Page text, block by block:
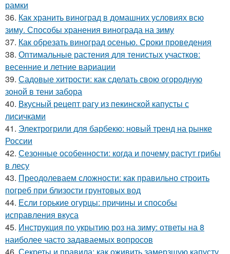
рамки
36. Как хранить виноград в домашних условиях всю
зиму. Способы хранения винограда на зиму
37. Как обрезать виноград осенью. Сроки проведения
38. Оптимальные растения для тенистых участков:
весенние и летние вариации
39. Садовые хитрости: как сделать свою огородную
зоной в тени забора
40. Вкусный рецепт рагу из пекинской капусты с
лисичками
41. Электрогрили для барбекю: новый тренд на рынке
России
42. Сезонные особенности: когда и почему растут грибы
в лесу
43. Преодолеваем сложности: как правильно строить
погреб при близости грунтовых вод
44. Если горькие огурцы: причины и способы
исправления вкуса
45. Инструкция по укрытию роз на зиму: ответы на 8
наиболее часто задаваемых вопросов